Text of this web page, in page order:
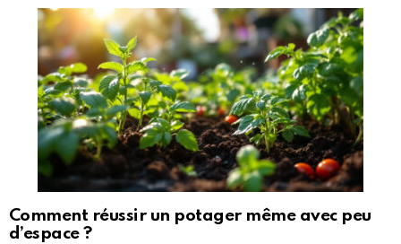
Comment réussir un potager même avec peu
d’espace ?